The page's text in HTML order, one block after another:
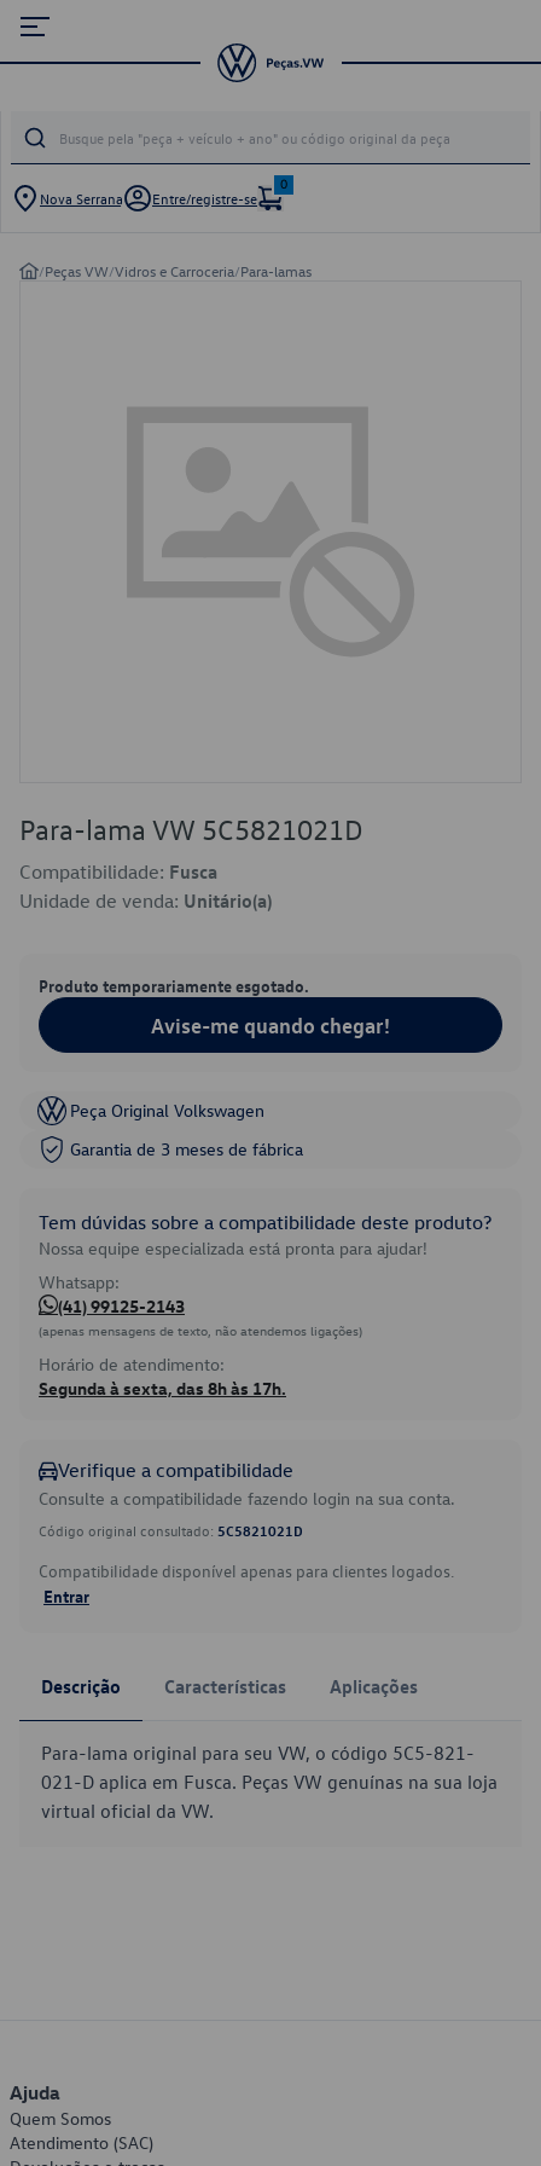
Nova Serrana Entre/registre-se
0
/Peças VW/Vidros e Carroceria/Para-lamas
Para-lama VW 5C5821021D
Compatibilidade: Fusca
Unidade de venda: Unitário(a)
Produto temporariamente esgotado.
Avise-me quando chegar!
Peça Original Volkswagen
Garantia de 3 meses de fábrica
Tem dúvidas sobre a compatibilidade deste produto?
Nossa equipe especializada está pronta para ajudar!
Whatsapp:
(41) 99125-2143
(apenas mensagens de texto, não atendemos ligações)
Horário de atendimento:
Segunda à sexta, das 8h às 17h.
Verifique a compatibilidade
Consulte a compatibilidade fazendo login na sua conta.
Código original consultado: 5C5821021D
Compatibilidade disponível apenas para clientes logados.
Entrar
Descrição Características Aplicações
Para-lama original para seu VW, o código 5C5-821-
021-D aplica em Fusca. Peças VW genuínas na sua loja
virtual oficial da VW.
Ajuda
Quem Somos
Atendimento (SAC)